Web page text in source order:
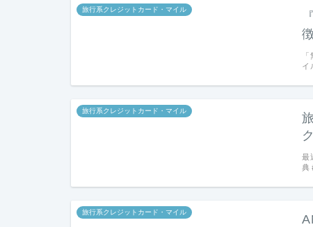
旅行系クレジットカード・マイル
イ
旅行系クレジットカード・マイル
最
典
旅行系クレジットカード・マイル